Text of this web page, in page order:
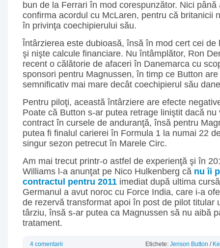
bun de la Ferrari în mod corespunzător. Nici până
confirma acordul cu McLaren, pentru că britanicii
în privinţa coechipierului său.
Întârzierea este dubioasă, însă în mod cert cei de
şi nişte calcule financiare. Nu întâmplător, Ron
recent o călătorie de afaceri în Danemarca cu
sponsori pentru Magnussen, în timp ce Button
semnificativ mai mare decât coechipierul său
Pentru piloţi, această întârziere are efecte
Poate că Button s-ar putea retrage liniştit dacă nu
contract în cursele de anduranţă, însă pentru
putea fi finalul carierei în Formula 1 la numai 22
singur sezon petrecut în Marele Circ.
Am mai trecut printr-o astfel de experienţă şi în
Williams l-a anunţat pe Nico Hulkenberg că nu îi
contractul pentru 2011 imediat după ultima
Germanul a avut noroc cu Force India, care i-a
de rezervă transformat apoi în post de pilot titular
târziu, însă s-ar putea ca Magnussen să nu aibă
tratament.
4 comentarii Etichete: Jenson Button /